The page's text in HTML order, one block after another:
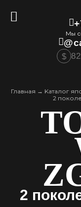
Мы
$
Главная → Kаталог
2
2